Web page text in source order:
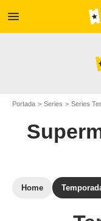
menu
Portada Series Series
Home